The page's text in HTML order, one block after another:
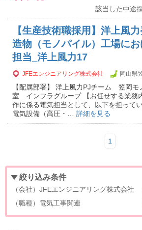
該当した中途
【生産技術職採用】洋上風
造物（モノパイル）工場に
担当_洋上風力17
JFEエンジニアリング株式会社 岡山県
【配属部署】 洋上風力PJチーム 笠岡
室 インフラグループ 【お任せする業務
作に係る電気担当として、以下を担って
電気設備（高圧・… 詳細を見る
1
絞り込み条件
（会社）JFEエンジニアリング株式会社
（職種）電気工事関連